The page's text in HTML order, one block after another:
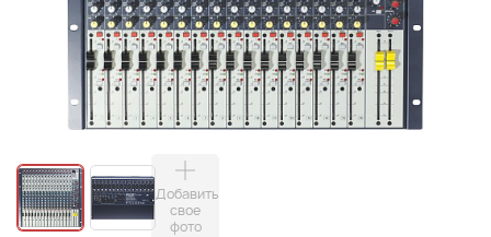
Добавить
свое
фото